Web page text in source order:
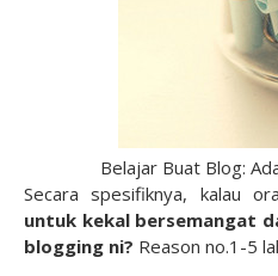
Belajar Buat Blog:
Secara spesifiknya, kalau
untuk kekal bersemangat
blogging ni? Reason no.1-5